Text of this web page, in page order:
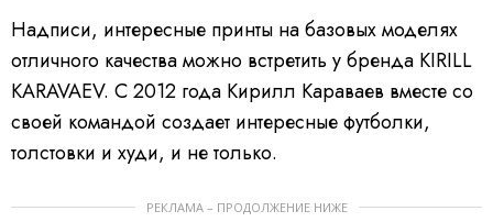
Надписи, интересные принты на базовых моделях
отличного качества можно встретить у бренда KIRILL
KARAVAEV. С 2012 года Кирилл Караваев вместе со
своей командой создает интересные футболки,
толстовки и худи, и не только.
РЕКЛАМА – ПРОДОЛЖЕНИЕ НИЖЕ